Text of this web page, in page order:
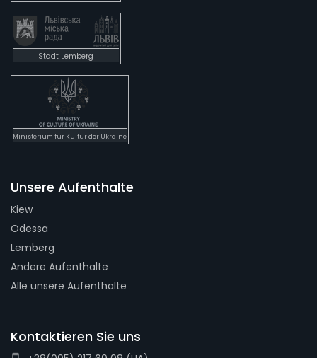
Stadt Lemberg
Ministerium für Kultur der Ukraine
Unsere Aufenthalte
Kiew
Odessa
Lemberg
Andere Aufenthalte
Alle unsere Aufenthalte
Kontaktieren Sie uns